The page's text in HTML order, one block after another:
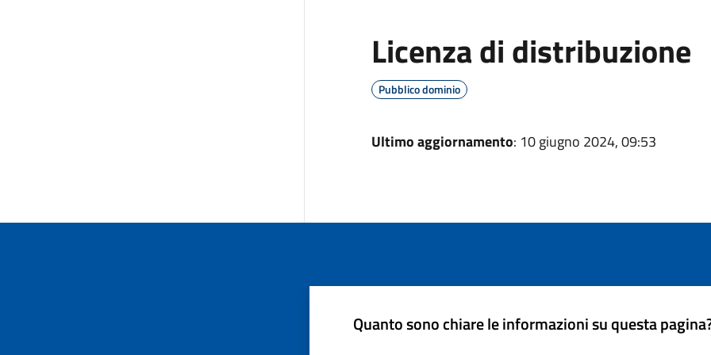
Licenza di distribuzione
Pubblico dominio
Ultimo aggiornamento: 10 giugno 2024, 09:53
Quanto sono chiare le informazioni su questa